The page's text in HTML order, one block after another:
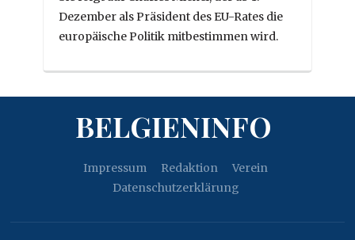
Dezember als Präsident des EU-Rates die
europäische Politik mitbestimmen wird.
BELGIENINFO
Impressum Redaktion
Verein
Datenschutzerklärung